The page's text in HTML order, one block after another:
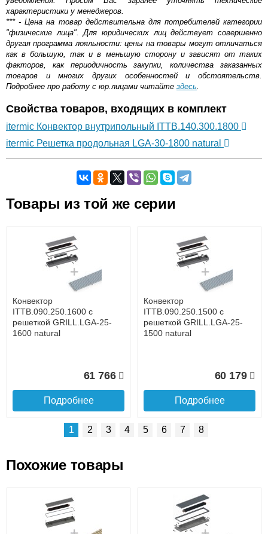
характеристики у менеджеров.
*** - Цена на товар действительна для потребителей категории
"физические лица". Для юридических лиц действует совершенно
другая программа лояльности: цены на товары могут отличаться
как в большую, так и в меньшую сторону и зависят от таких
факторов, как периодичность закупки, количества заказанных
товаров и многих других особенностей и обстоятельств.
Подробнее про работу с юр.лицами читайте здесь.
Свойства товаров, входящих в комплект
itermic Конвектор внутрипольный ITTB.140.300.1800
itermic Решетка продольная LGA-30-1800 natural
Оставьте отзыв
Доставка сантехники по Москве и Московской области
до подъезда
Наличный расчёт
Банковской картой на сайте в режиме реального
времени
Банковской картой при получении товара как при
доставке, так и самовывозом
Интернет-деньгами (Yandex-деньги, Web-money,
Qiwi-кошельки и другие).
Безналичный расчёт (возможно и с НДС)
подробнее...
Товары из той же серии
Конвектор
ITTB.090.250.1600 с
решеткой GRILL.LGA-25-
1600 natural
61 766
Подробнее
Конвектор
ITTB.090.250.1500 с
решеткой GRILL.LGA-25-
1500 natural
60 179
Подробнее
ITTB.090.250.1400 с
решеткой GRILL.LGA-25-
1400 natural
ITTB.090.250.1300 с
решеткой GRILL.LGA-25-
1300 natural
1 2 3 4 5 6 7 8
Похожие товары